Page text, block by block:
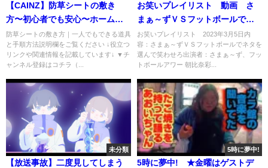
【CAINZ】防草シートの敷き
方〜初心者でも安心〜ホームセ
ンターのプロが1人でもできる道
具と手順で失敗なし/雑草対策で
お困りの方
防草シートの敷き方｜一人でもできる道具
と手順方法説明欄をご覧ください ↓役立つ
リンクや関連情報を記載しています↓ ▼チ
ャンネル登録はコチラ（...
お笑いプレイリスト 動画 さ
まぁ～ずＶＳフットボールでネ
タを選んで笑わせろ 3月5日
お笑いプレイリスト 2023年3月5日内
容：さまぁ～ずＶＳフットボールでネタを
選んで笑わせろ出演者：さまぁ～ず、フッ
トボールアワー 朝比奈彩...
未分類
【放送事故】二度見してしまう
5時に夢中!
5時に夢中! ★金曜はゲストデ